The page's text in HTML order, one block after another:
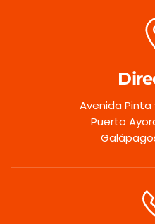
Avenida
Puerto